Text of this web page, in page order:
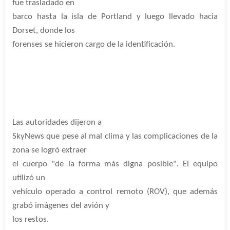
fue trasladado en
barco hasta la isla de Portland y luego llevado hacia
Dorset, donde los
forenses se hicieron cargo de la identificación.
Las autoridades dijeron a
SkyNews que pese al mal clima y las complicaciones de la
zona se logró extraer
el cuerpo "de la forma más digna posible". El equipo
utilizó un
vehículo operado a control remoto (ROV), que además
grabó imágenes del avión y
los restos.